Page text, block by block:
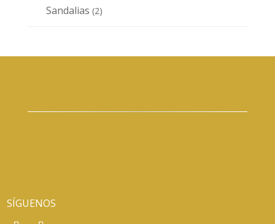
Sandalias 22
SÍGUENOS